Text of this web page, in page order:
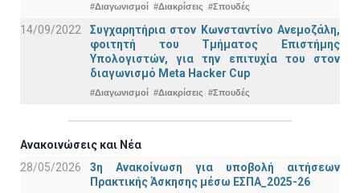
#Διαγωνισμοί #Διακρίσεις #Σπουδές
14/09/2022
Συγχαρητήρια στον Κωνσταντίνο Ανεμοζάλη,
φοιτητή του Τμήματος Επιστήμης
Υπολογιστών, για την επιτυχία του στον
διαγωνισμό Meta Hacker Cup
#Διαγωνισμοί #Διακρίσεις #Σπουδές
Ανακοινώσεις και Νέα
28/05/2026
3η Ανακοίνωση για υποβολή αιτήσεων
Πρακτικής Άσκησης μέσω ΕΣΠΑ_2025-26